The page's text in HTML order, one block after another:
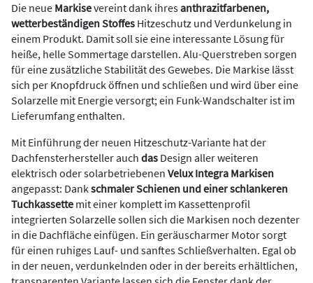
Die neue Markisevereint dank ihresanthrazitfarbenen,
wetterbeständigen Stoffes Hitzeschutz und Verdunkelung in
einem Produkt. Damit soll sie eine interessante Lösung für
heiße, helle Sommertage darstellen. Alu-Querstreben sorgen
für eine zusätzliche Stabilität des Gewebes. Die Markise lässt
sich per Knopfdruck öffnen und schließen und wird über eine
Solarzelle mit Energie versorgt; ein Funk-Wandschalter ist im
Lieferumfang enthalten.
Mit Einführung der neuen Hitzeschutz-Variante hat der
Dachfensterhersteller auch das Design aller weiteren
elektrisch oder solarbetriebenen Velux Integra Markisen
angepasst: Dankschmaler Schienen und einer schlankeren
Tuchkassette mit einer komplett im Kassettenprofil
integrierten Solarzelle sollen sich die Markisen noch dezenter
in die Dachfläche einfügen. Ein geräuscharmer Motor sorgt
für einen ruhiges Lauf- und sanftes Schließverhalten. Egal ob
in der neuen, verdunkelnden oder in der bereits erhältlichen,